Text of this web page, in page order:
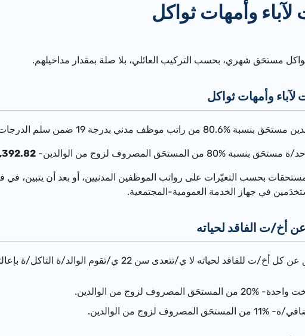
وأمهات ثواكل
ثواكل مستحَق شهري، بحسب التركيب العائلي، بلا صلة بمقدار مداخيلهم.
وأمهات ثواكل
موظف مدني بدرجة 19 ضمن سلم الدرجات الإدارية-
من المستحَق المصروف لزوج من الوالدين- 7,392.82 ش.ج. (إبتداءً من-
في جهاز الخدمة العمومية-المجتمعية.
أخ/ت الفاقد لحياته
لا ي/تتعدى سن 22 ي/تقوم الوالد/ة الثاكل/ة بإعالته/ها، بحسب البيان الآتي:
المصروف لزوج من الوالدين.
لزوج من الوالدين.